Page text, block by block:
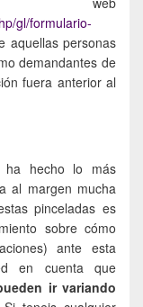
gl/formulario-
aquellas personas
demandantes de
fuera anterior al
ha hecho lo más
al margen mucha
pinceladas es
sobre cómo
ante esta
en cuenta que
ir variando